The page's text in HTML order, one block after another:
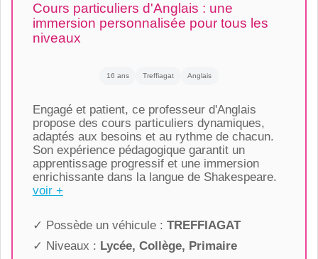
Cours particuliers d'Anglais : une
immersion personnalisée pour tous les
niveaux
16 ans Treffiagat Anglais
Engagé et patient, ce professeur d'Anglais
propose des cours particuliers dynamiques,
adaptés aux besoins et au rythme de chacun.
Son expérience pédagogique garantit un
apprentissage progressif et une immersion
enrichissante dans la langue de Shakespeare.
voir +
✓ Possède un véhicule : TREFFIAGAT
✓ Niveaux : Lycée, Collège, Primaire